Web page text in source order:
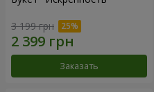
3 199 грн
Заказать